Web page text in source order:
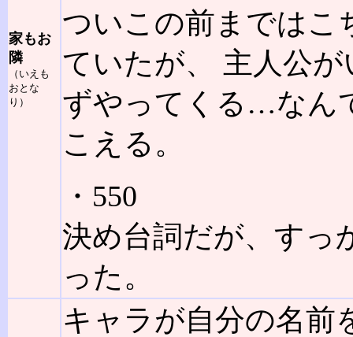
家もお
隣
（いえも
おとな
り）
ついこの前まではこ
ていたが、 主人公
ずやってくる…なん
こえる。
・550
決め台詞だが、すっ
った。
キャラが自分の名前